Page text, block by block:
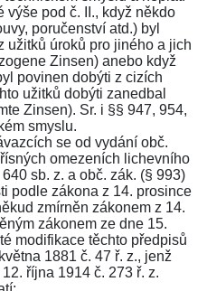
výše pod č. II., když někdo
poručenství atd.) byl
užitků úroků pro jiného a jich
Zinsen) anebo když
povinen dobýti z cizích
užitků dobýti zanedbal
Zinsen). Sr. i §§ 947, 954,
smyslu.
se od vydání obč.
omezeních lichevního
sb. z. a obč. zák. (§ 993)
podle zákona z 14. prosince
zmírněn zákonem z 14.
zákonem ze dne 15.
modifikace těchto předpisů
1881 č. 47 ř. z., jenž
října 1914 č. 273 ř. z.